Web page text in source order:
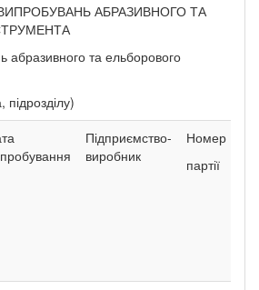
АБРАЗИВНОГО ТА
абразивного та ельборового
підрозділу)
Підприємство-
виробник
Номер
партії